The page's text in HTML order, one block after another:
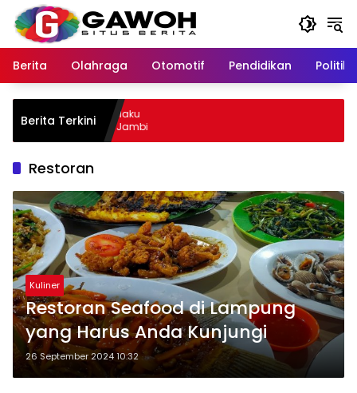
Langsung
konten
Berita
Olahraga Otomotif Pendidikan Politik
Berita Terkini
Kota Tangkap Pelaku
Sempat Kabur ke Jambi
Restoran
Kuliner
Restoran Seafood di Lampung
yang Harus Anda Kunjungi
26 September 2024 10:32